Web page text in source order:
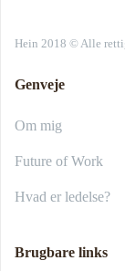
Hein 2018 © Alle
Genveje
Om mig
Future of Work
Hvad er ledelse?
Brugbare links